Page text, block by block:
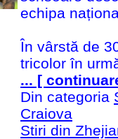
echipa
În vârstă de
tricolor în
... [
Din categoria
Craiova
Stiri din